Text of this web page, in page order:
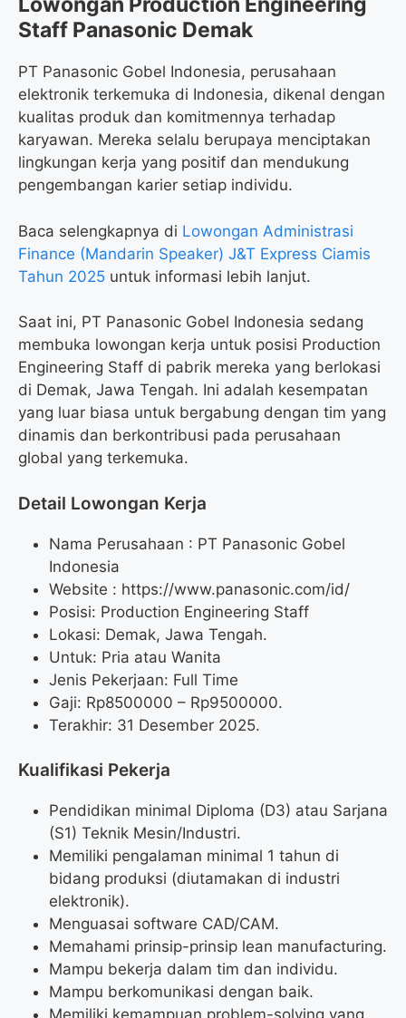
Staff Panasonic Demak
PT Panasonic Gobel Indonesia, perusahaan
elektronik terkemuka di Indonesia, dikenal dengan
kualitas produk dan komitmennya terhadap
karyawan. Mereka selalu berupaya menciptakan
lingkungan kerja yang positif dan mendukung
pengembangan karier setiap individu.
Baca selengkapnya di Lowongan Administrasi
Finance (Mandarin Speaker) J&T Express Ciamis
Tahun 2025 untuk informasi lebih lanjut.
Saat ini, PT Panasonic Gobel Indonesia sedang
membuka lowongan kerja untuk posisi Production
Engineering Staff di pabrik mereka yang berlokasi
di Demak, Jawa Tengah. Ini adalah kesempatan
yang luar biasa untuk bergabung dengan tim yang
dinamis dan berkontribusi pada perusahaan
global yang terkemuka.
Detail Lowongan Kerja
Nama Perusahaan : PT Panasonic Gobel
Indonesia
Website : https://www.panasonic.com/id/
Posisi: Production Engineering Staff
Lokasi: Demak, Jawa Tengah.
Untuk: Pria atau Wanita
Jenis Pekerjaan: Full Time
Gaji: Rp8500000 – Rp9500000.
Terakhir: 31 Desember 2025.
Kualifikasi Pekerja
Pendidikan minimal Diploma (D3) atau Sarjana
(S1) Teknik Mesin/Industri.
Memiliki pengalaman minimal 1 tahun di
bidang produksi (diutamakan di industri
elektronik).
Menguasai software CAD/CAM.
Memahami prinsip-prinsip lean manufacturing.
Mampu bekerja dalam tim dan individu.
Mampu berkomunikasi dengan baik.